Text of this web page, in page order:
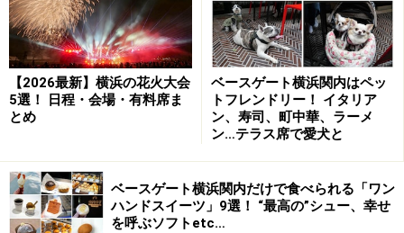
URL：横浜ベイクォーター
横浜ベイシェラトン ホテル＆タワーズ
「Sheraton Christmas 2016」
【2026最新】横浜の花火大会
5選！ 日程・会場・有料席ま
とめ
ベースゲート横浜関内はペッ
トフレンドリー！ イタリア
ン、寿司、町中華、ラーメ
ン…テラス席で愛犬と
ベースゲート横浜関内だけで食べられる「ワン
ハンドスイーツ」9選！ “最高の”シュー、幸せ
を呼ぶソフトetc…